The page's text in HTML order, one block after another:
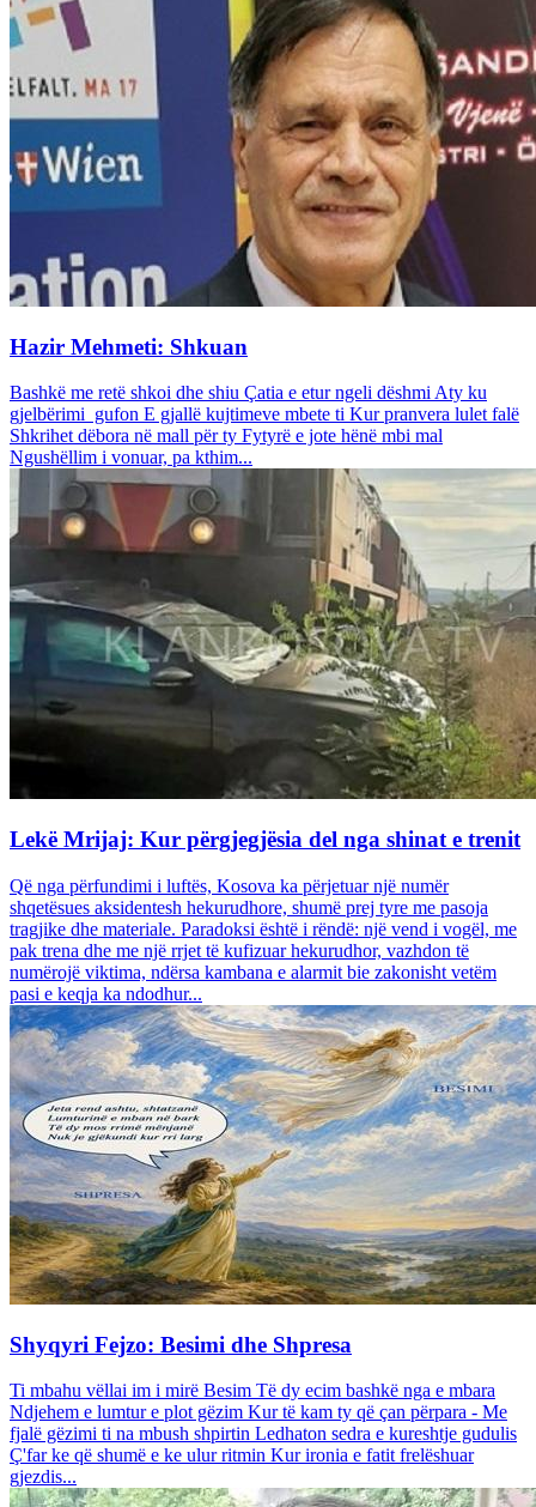
Hazir Mehmeti: Shkuan
Bashkë me retë shkoi dhe shiu Çatia e etur ngeli dëshmi Aty ku
gjelbërimi gufon E gjallë kujtimeve mbete ti Kur pranvera lulet falë
Shkrihet dëbora në mall për ty Fytyrë e jote hënë mbi mal
Ngushëllim i vonuar, pa kthim...
Lekë Mrijaj: Kur përgjegjësia del nga shinat e trenit
Që nga përfundimi i luftës, Kosova ka përjetuar një numër
shqetësues aksidentesh hekurudhore, shumë prej tyre me pasoja
tragjike dhe materiale. Paradoksi është i rëndë: një vend i vogël, me
pak trena dhe me një rrjet të kufizuar hekurudhor, vazhdon të
numërojë viktima, ndërsa kambana e alarmit bie zakonisht vetëm
pasi e keqja ka ndodhur...
Shyqyri Fejzo: Besimi dhe Shpresa
Ti mbahu vëllai im i mirë Besim Të dy ecim bashkë nga e mbara
Ndjehem e lumtur e plot gëzim Kur të kam ty që çan përpara - Me
fjalë gëzimi ti na mbush shpirtin Ledhaton sedra e kureshtje gudulis
Ç'far ke që shumë e ke ulur ritmin Kur ironia e fatit frelëshuar
gjezdis...